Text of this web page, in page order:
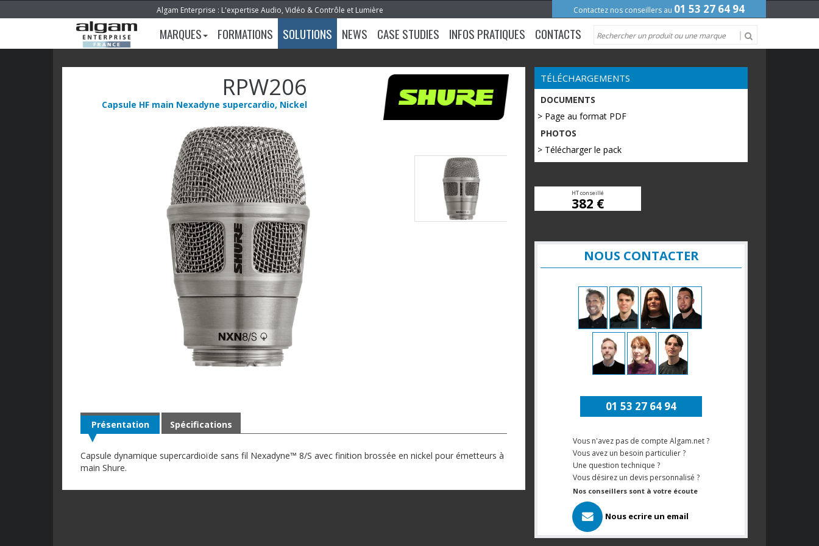
Algam Enterprise : L'expertise Audio, Vidéo & Contrôle et Lumière Contactez nos conseillers au 01 53 27 64 94
MARQUES FORMATIONS SOLUTIONS NEWS CASE STUDIES INFOS PRATIQUES CONTACTS
RPW206
Capsule HF main Nexadyne supercardio, Nickel
Présentation
Capsule dynamique supercardioïde sans fil Nexadyne™ 8/S avec finition brossée en nickel pour émetteurs à
main Shure.
Spécifications
TÉLÉCHARGEMENTS
DOCUMENTS
> Page au format PDF
PHOTOS
> Télécharger le pack
HT conseillé
382 €
NOUS CONTACTER
01 53 27 64 94
Vous n'avez pas de compte Algam.net ?
Vous avez un besoin particulier ?
Une question technique ?
Vous désirez un devis personnalisé ?
Nos conseillers sont à votre écoute
Nous ecrire un email